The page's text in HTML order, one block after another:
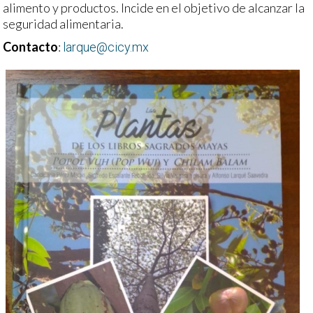
alimento y productos. Incide en el objetivo de alcanzar la
seguridad alimentaria.
Contacto: larque@cicy.mx